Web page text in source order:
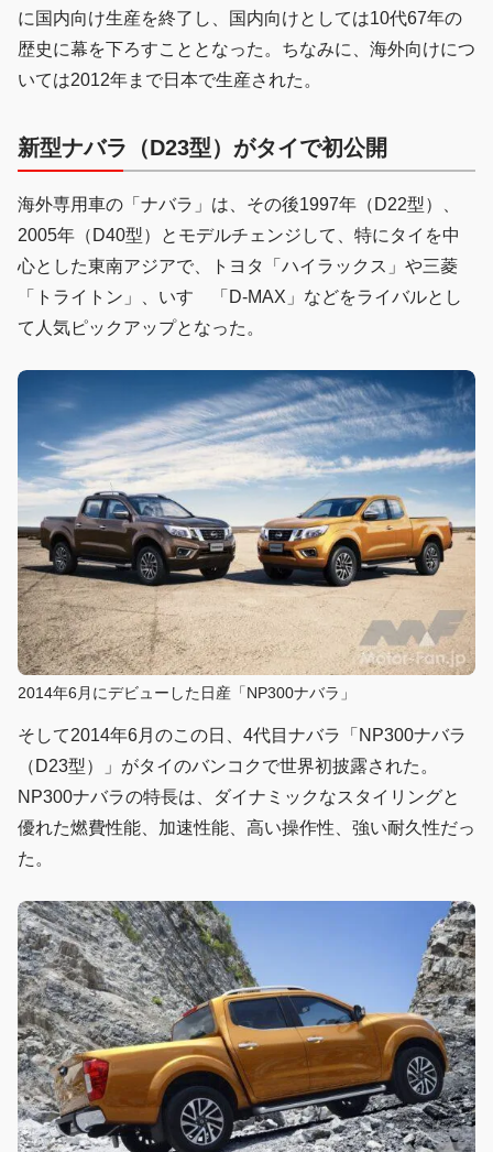
に国内向け生産を終了し、国内向けとしては10代67年の
歴史に幕を下ろすこととなった。ちなみに、海外向けにつ
いては2012年まで日本で生産された。
新型ナバラ（D23型）がタイで初公開
海外専用車の「ナバラ」は、その後1997年（D22型）、
2005年（D40型）とモデルチェンジして、特にタイを中
心とした東南アジアで、トヨタ「ハイラックス」や三菱
「トライトン」、いすゞ「D-MAX」などをライバルとし
て人気ピックアップとなった。
2014年6月にデビューした日産「NP300ナバラ」
そして2014年6月のこの日、4代目ナバラ「NP300ナバラ
（D23型）」がタイのバンコクで世界初披露された。
NP300ナバラの特長は、ダイナミックなスタイリングと
優れた燃費性能、加速性能、高い操作性、強い耐久性だっ
た。